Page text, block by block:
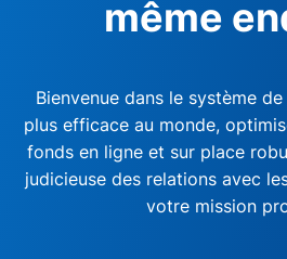
même
Bienvenue dans le système
plus efficace au monde,
fonds en ligne et sur place
judicieuse des relations avec
votre mission